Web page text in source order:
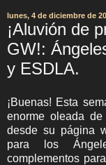
lunes, 4 de diciembre de
¡Aluvión de
GW!:
y ESDLA.
¡Buenas! Esta
enorme oleada
desde su página
para los
complementos